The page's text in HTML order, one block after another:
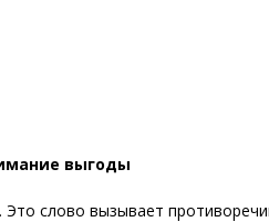
выгоды
Это слово вызывает